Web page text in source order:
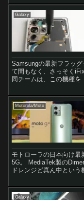
Galaxy
Samsungの最新フラッ
て間もなく、さっそく
同チームは、この機種
Motorola/Moto
モトローラの日本向け
5G。 MediaTek製の
ドレンジど真ん中とい
Galaxy